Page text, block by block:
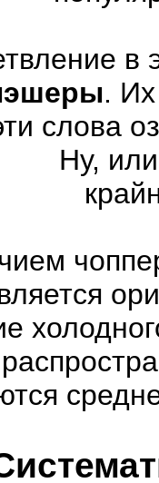
в
.
слова
Ну,